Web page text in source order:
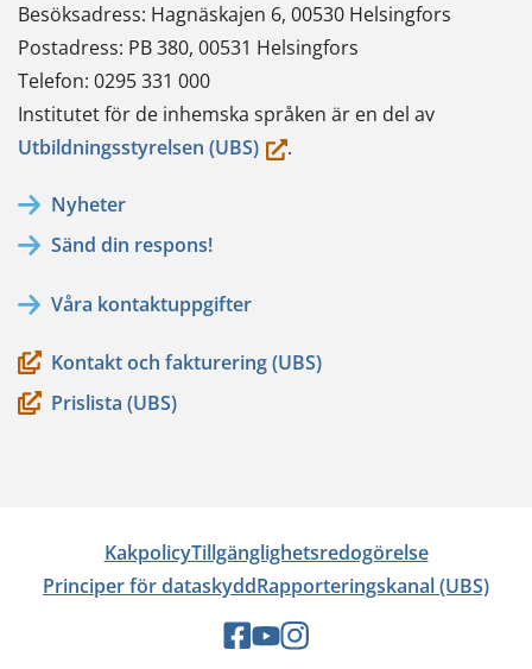
Besöksadress: Hagnäskajen 6, 00530 Helsingfors
Postadress: PB 380, 00531 Helsingfors
Telefon: 0295 331 000
Institutet för de inhemska språken är en del av
Utbildningsstyrelsen (UBS)(du.
Nyheter
Sänd din respons!
Våra kontaktuppgifter
Kontakt och fakturering (UBS)
Prislista (UBS)
KakpolicyTillgänglighetsredogörelse
Principer för dataskyddRapporteringskanal (UBS)
Sociala
Sociala
Sociala